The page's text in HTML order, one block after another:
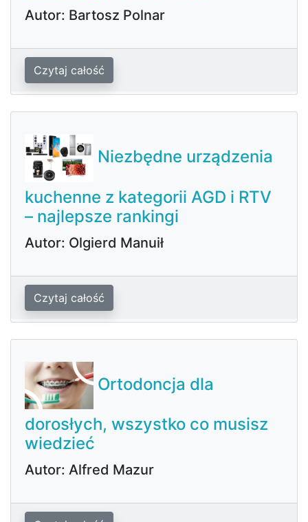
Autor: Bartosz Polnar
Czytaj całość
Niezbędne urządzenia
kuchenne z kategorii AGD i RTV
– najlepsze rankingi
Autor: Olgierd Manuił
Czytaj całość
Ortodoncja dla
dorosłych, wszystko co musisz
wiedzieć
Autor: Alfred Mazur